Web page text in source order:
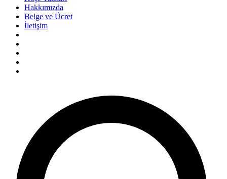
Hakkımızda
Belge ve Ücret
İletişim